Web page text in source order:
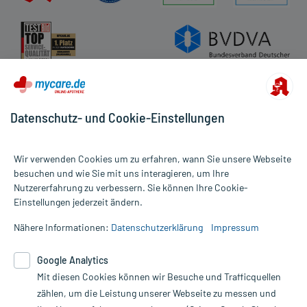
Alle Preise gelten inkl. MwSt., ggf. zzgl. Versandkosten
Informationen auf dieser Website werden ausschließlich für
die Untersuchung und Behandlung durch einen Arzt. Bitte
Therapien eingeleitet werden können. | Diese Webseite benutzt
Google Analytics. Lesen Sie bitte dazu die wichtigen Hinweise in
unserer Datenschutzerklärung. Für den Widerruf einer Bestellung
Datenschutz- und Cookie-Einstellungen
Wir verwenden Cookies um zu erfahren, wann Sie unsere Webseite
besuchen und wie Sie mit uns interagieren, um Ihre
Nutzererfahrung zu verbessern. Sie können Ihre Cookie-
Einstellungen jederzeit ändern.
Nähere Informationen: Datenschutzerklärung Impressum
Google Analytics
Mit diesen Cookies können wir Besuche und Trafficquellen
zählen, um die Leistung unserer Webseite zu messen und